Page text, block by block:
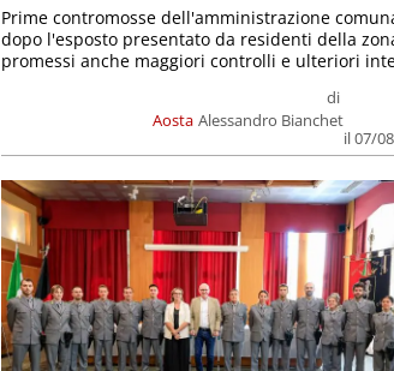
Aosta
di
Alessandro Bianchet
il 07/
Prime contromosse dell'amministrazione
dopo l'esposto presentato da residenti della
promessi anche maggiori controlli e ulteriori